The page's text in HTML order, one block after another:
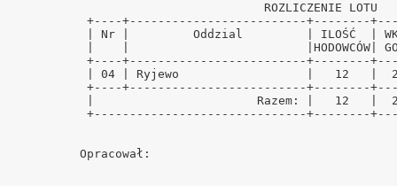
+----+-------------------------
| Nr |         Oddzial         | ILOŚĆ
|    |
+----+-------------------------
| 04 | Ryjewo                  |   12
+----+-------------------------
|                       Razem: |   12
+------------------------------
Opracował: